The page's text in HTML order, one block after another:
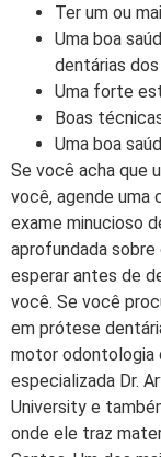
Ter um ou
Uma boa
dentárias
Uma forte
Boas
Uma boa
Se você acha que
você, agende uma
exame minucioso
aprofundada
esperar antes de
você. Se você
em prótese
motor odontologia
especializada Dr.
University e
onde ele traz